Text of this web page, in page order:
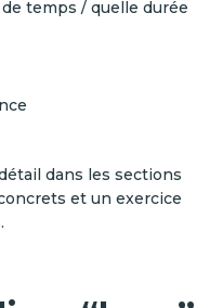
temps / quelle durée
dans les sections
et un exercice